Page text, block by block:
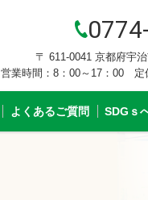
〒 611-0041 京都府宇
営業時間：8：00～17：00 定
よくあるご質問 SDGｓ